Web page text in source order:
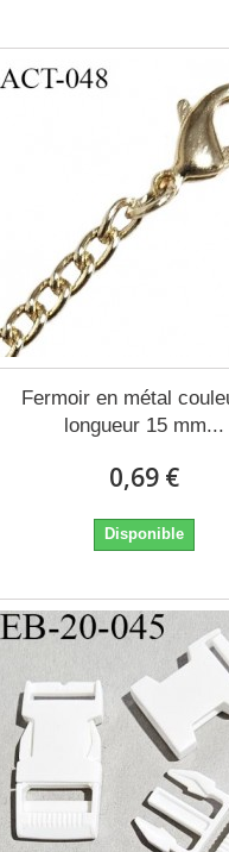
Fermoir en métal
longueur 15 mm...
0,69 €
Disponible